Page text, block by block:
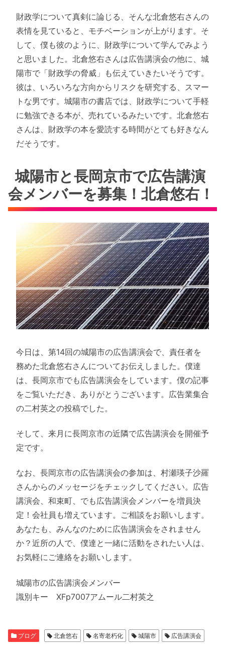
財政学について真剣に論じる、そんな北倉悠右さんの
表情を見ていると、モチベーションが上がります。そ
して、僕も彼のように、財政学について学んでみよう
と思いました。北倉悠右さんは広告講演会の他に、城
陽市で「財政学の脅威」も伝えていきたいそうです。
彼は、いろいろな方向からリスクを研究する、スマー
トな男です。城陽市の書店では、財政学について手軽
に勉強できる本が、売れているみたいです。北倉悠右
さんは、財政学の本を愛読する時間がとても好きなん
だそうです。
城陽市と長岡京市で広告講演
会メンバーを募集！北倉悠右！
今日は、第14回の城陽市の広告講演会で、責任者を
務めた北倉悠右さんについてお伝えしました。僕達
は、長岡京市でも広告講演会をしています。僕の記事
をご覧いただき、ありがとうございます。広告業集合
の二村英之の投稿でした。
そして、来月に長岡京市の近隣で広告講演会を開催予
定です。
なお、長岡京市の広告講演会の参加は、村瀬瑛子沙羅
さんからのメッセージをチェックしてください。広告
講演会、和束町、でも広告講演会メンバーを増員決
定！会社員も増えています。ご相談をお願いします。
あなたも、みんなのために広告講演会をされません
か？近所の人で、僕達と一緒に活動をされたい人は、
お気軽にご連絡をお願いします。
城陽市の広告講演会メンバー
識別キー XFp7007アムール二村英之
ブログ 北倉悠右 名寄老朽化 城陽市 広告講演会